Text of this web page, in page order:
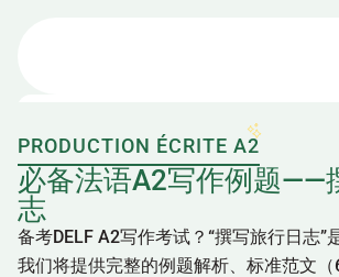
Cours individuels
Cours collectifs
PRODUCTION ÉCRITE A2
必备法语A2写作例题——
志
备考DELF A2写作考试？“撰写旅行日志”
我们将提供完整的例题解析、标准范文